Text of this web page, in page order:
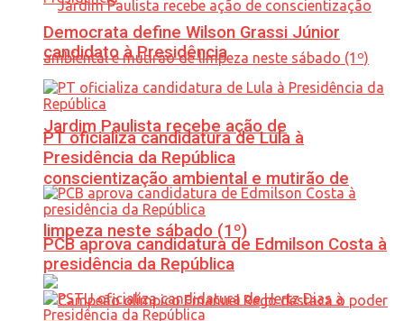
Jardim Paulista recebe ação de
conscientização ambiental e mutirão de
limpeza neste sábado (1º)
Democrata define Wilson Grassi Júnior
candidato à Presidência
PT oficializa candidatura de Lula à
Presidência da República
PCB aprova candidatura de Edmilson Costa à
presidência da República